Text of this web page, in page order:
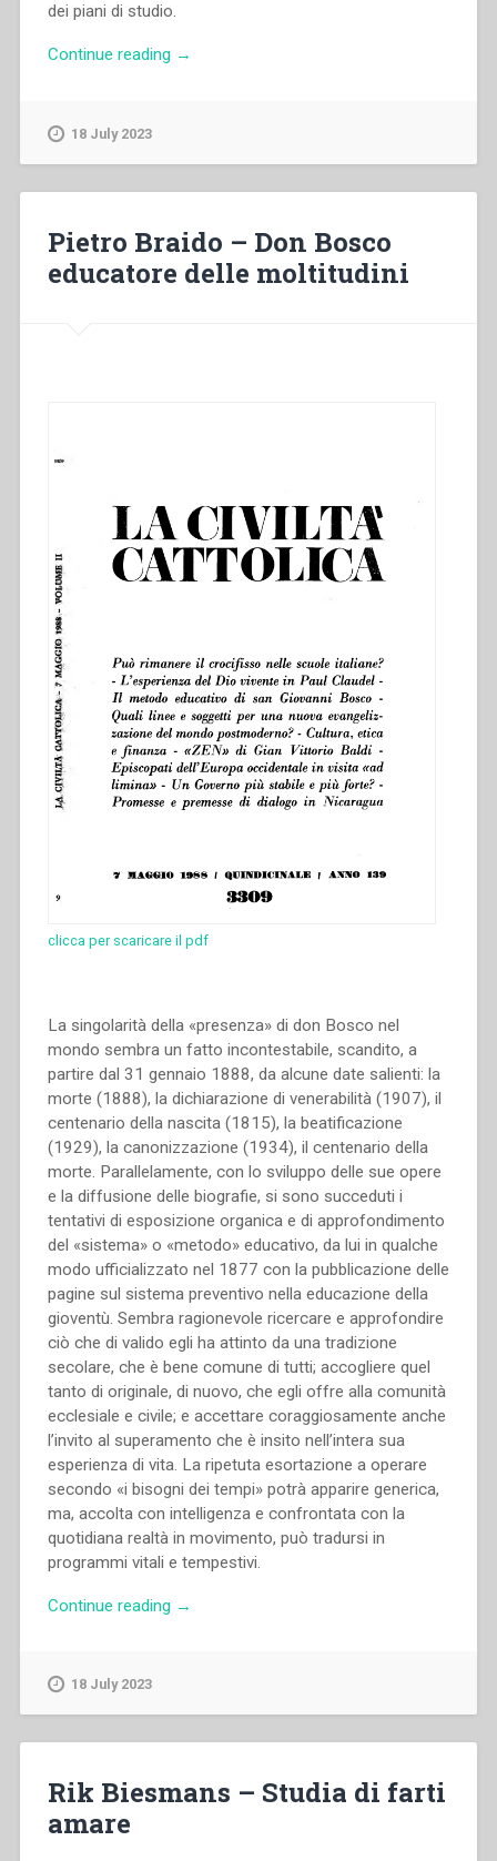
dei piani di studio.
Continue reading “Pietro
scienze
dell’educazione”
→
18 July 2023
Pietro Braido – Don Bosco
educatore delle moltitudini
clicca per scaricare il pdf
La singolarità della «presenza» di don Bosco nel
mondo sembra un fatto incontestabile, scandito, a
partire dal 31 gennaio 1888, da alcune date salienti: la
morte (1888), la dichiarazione di venerabilità (1907), il
centenario della nascita (1815), la beatificazione
(1929), la canonizzazione (1934), il centenario della
morte. Parallelamente, con lo sviluppo delle sue opere
e la diffusione delle biografie, si sono succeduti i
tentativi di esposizione organica e di approfondimento
del «sistema» o «metodo» educativo, da lui in qualche
modo ufficializzato nel 1877 con la pubblicazione delle
pagine sul sistema preventivo nella educazione della
gioventù. Sembra ragionevole ricercare e approfondire
ciò che di valido egli ha attinto da una tradizione
secolare, che è bene comune di tutti; accogliere quel
tanto di originale, di nuovo, che egli offre alla comunità
ecclesiale e civile; e accettare coraggiosamente anche
l’invito al superamento che è insito nell’intera sua
esperienza di vita. La ripetuta esortazione a operare
secondo «i bisogni dei tempi» potrà apparire generica,
ma, accolta con intelligenza e confrontata con la
quotidiana realtà in movimento, può tradursi in
programmi vitali e tempestivi.
Continue reading “Pietro
→
18 July 2023
Rik Biesmans – Studia di farti
amare